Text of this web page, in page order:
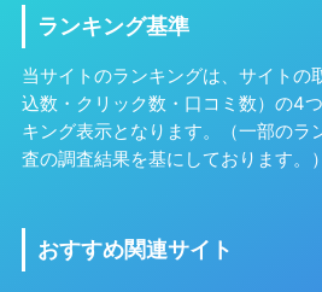
ランキング基準
当サイトのランキングは、サイトの
込数・クリック数・口コミ数）の4
キング表示となります。（一部のラ
査の調査結果を基にしております。）
おすすめ関連サイト